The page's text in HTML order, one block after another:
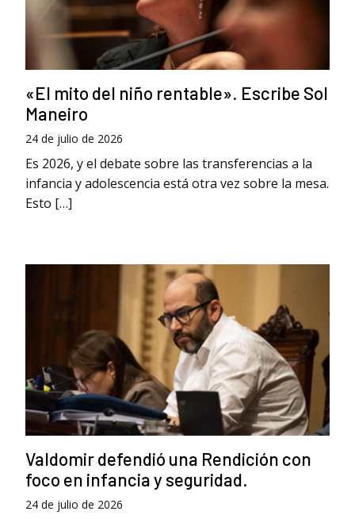
«El mito del niño rentable». Escribe Sol
Maneiro
24 de julio de 2026
Es 2026, y el debate sobre las transferencias a la
infancia y adolescencia está otra vez sobre la mesa.
Esto […]
Valdomir defendió una Rendición con
foco en infancia y seguridad.
24 de julio de 2026